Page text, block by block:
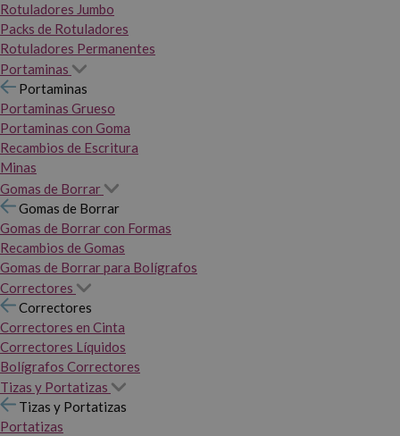
Rotuladores Jumbo
Packs de Rotuladores
Rotuladores Permanentes
Portaminas
Portaminas
Portaminas Grueso
Portaminas con Goma
Recambios de Escritura
Minas
Gomas de Borrar
Gomas de Borrar
Gomas de Borrar con Formas
Recambios de Gomas
Gomas de Borrar para Bolígrafos
Correctores
Correctores
Correctores en Cinta
Correctores Líquidos
Bolígrafos Correctores
Tizas y Portatizas
Tizas y Portatizas
Portatizas